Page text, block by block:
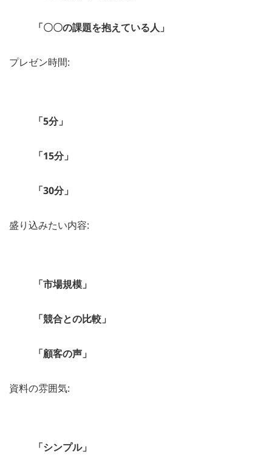
「〇〇の課題を抱えている人」
プレゼン時間:
「5分」
「15分」
「30分」
盛り込みたい内容:
「市場規模」
「競合との比較」
「顧客の声」
資料の雰囲気:
「シンプル」